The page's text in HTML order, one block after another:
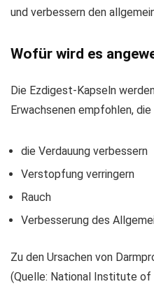
und verbessern den
Wofür wird es
Die Ezdigest-Kapseln
Erwachsenen empfohlen, die
die Verdauung verbessern
Verstopfung verringern
Rauch
Verbesserung des
Zu den Ursachen von
(Quelle: National Institute